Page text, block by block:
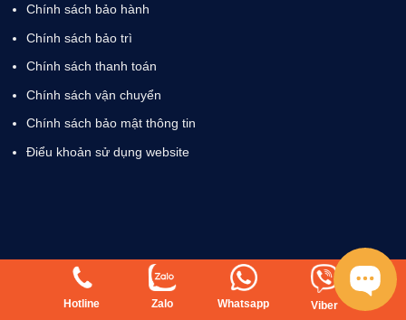
Chính sách bảo hành
Chính sách bảo trì
Chính sách thanh toán
Chính sách vận chuyển
Chính sách bảo mật thông tin
Điểu khoản sử dụng website
Hotline Zalo Whatsapp Viber